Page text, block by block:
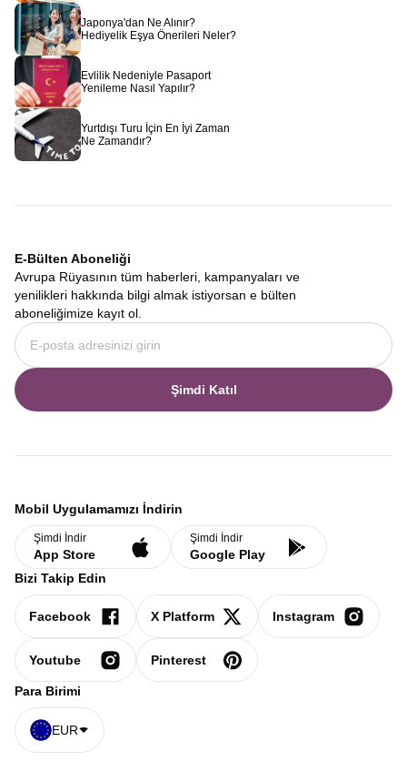
Japonya'dan Ne Alınır?
Hediyelik Eşya Önerileri Neler?
Evlilik Nedeniyle Pasaport
Yenileme Nasıl Yapılır?
Yurtdışı Turu İçin En İyi Zaman
Ne Zamandır?
E-Bülten Aboneliği
Avrupa Rüyasının tüm haberleri, kampanyaları ve
yenilikleri hakkında bilgi almak istiyorsan e bülten
aboneliğimize kayıt ol.
Şimdi Katıl
Mobil Uygulamamızı İndirin
Şimdi İndir
App Store
Şimdi İndir
Google Play
Bizi Takip Edin
Facebook X Platform Instagram
Youtube Pinterest
Para Birimi
EUR